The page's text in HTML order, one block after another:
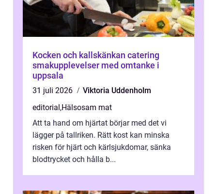
Kocken och kallskänkan catering
smakupplevelser med omtanke i
uppsala
31 juli 2026
Viktoria Uddenholm
editorial ,Hälsosam mat
Att ta hand om hjärtat börjar med det vi
lägger på tallriken. Rätt kost kan minska
risken för hjärt och kärlsjukdomar, sänka
blodtrycket och hålla b...